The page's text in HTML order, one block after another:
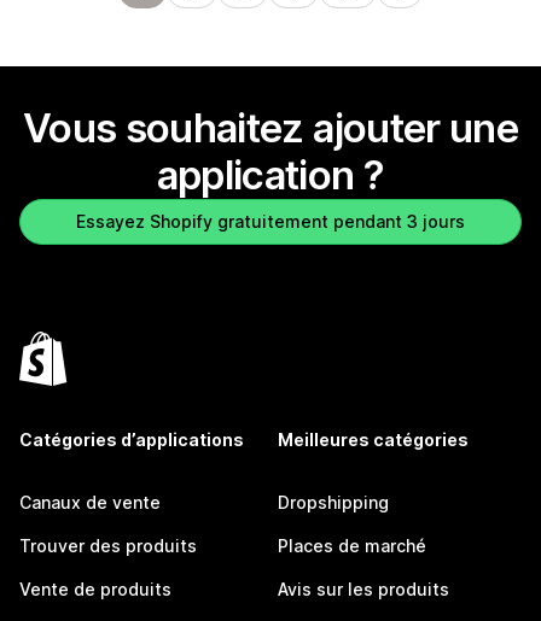
Vous souhaitez ajouter une
application ?
Essayez Shopify gratuitement pendant 3 jours
Catégories d’applications
Canaux de vente
Trouver des produits
Vente de produits
Meilleures catégories
Dropshipping
Places de marché
Avis sur les produits